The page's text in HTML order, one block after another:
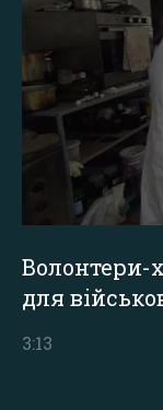
Волонтери-
для
3:13